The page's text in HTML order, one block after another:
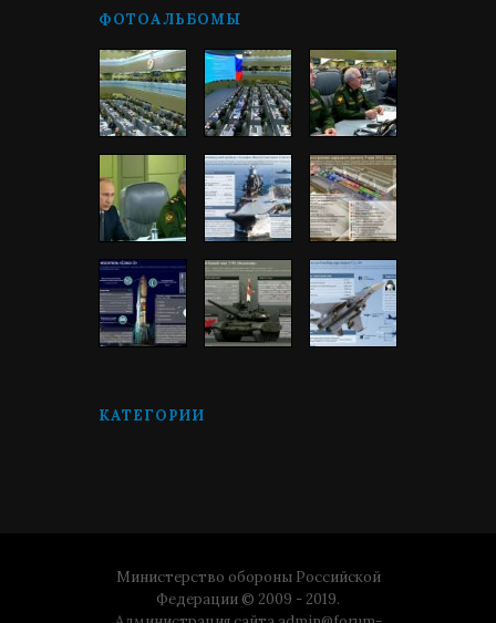
ФОТОАЛЬБОМЫ
КАТЕГОРИИ
Министерство обороны Российской
Федерации © 2009 - 2019.